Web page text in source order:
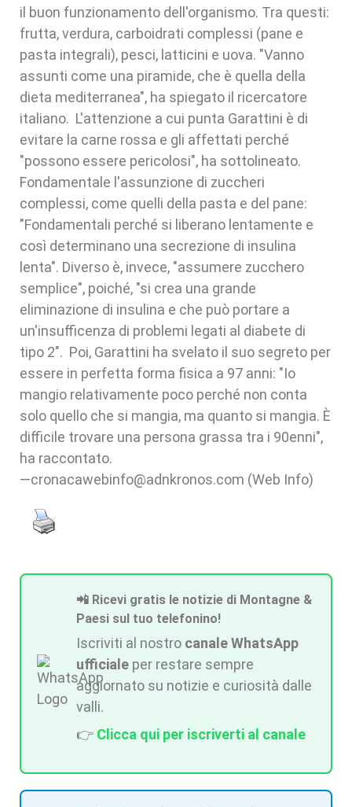
il buon funzionamento dell'organismo. Tra questi:
frutta, verdura, carboidrati complessi (pane e
pasta integrali), pesci, latticini e uova. "Vanno
assunti come una piramide, che è quella della
dieta mediterranea", ha spiegato il ricercatore
italiano. L'attenzione a cui punta Garattini è di
evitare la carne rossa e gli affettati perché
"possono essere pericolosi", ha sottolineato.
Fondamentale l'assunzione di zuccheri
complessi, come quelli della pasta e del pane:
"Fondamentali perché si liberano lentamente e
così determinano una secrezione di insulina
lenta". Diverso è, invece, "assumere zucchero
semplice", poiché, "si crea una grande
eliminazione di insulina e che può portare a
un'insufficenza di problemi legati al diabete di
tipo 2". Poi, Garattini ha svelato il suo segreto per
essere in perfetta forma fisica a 97 anni: "Io
mangio relativamente poco perché non conta
solo quello che si mangia, ma quanto si mangia. È
difficile trovare una persona grassa tra i 90enni",
ha raccontato.
—cronacawebinfo@adnkronos.com (Web Info)
📲 Ricevi gratis le notizie di Montagne &
Paesi sul tuo telefonino!
Iscriviti al nostro canale WhatsApp
ufficiale per restare sempre
aggiornato su notizie e curiosità dalle
valli.
👉 Clicca qui per iscriverti al canale